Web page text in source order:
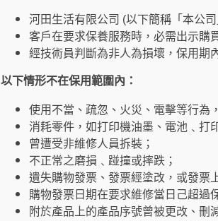
河田生活有限公司 (以下簡稱「本公
客戶在要求保養服務時，必需出示購
經技術員判斷為非人為損壞，保用期
以下情形不在保用範圍內：
使用不當、疏忽、火災、電擊等行為
消耗零件，如打印機油墨、電池﹑打
曾遭受非維修人員拆裝；
不正常之磨損﹑踫撞或摔跌；
遺失購物發票、發票經塗改，或發票
購物發票日期在要求維修當日己超過
附於產品上的產品序號曾被更改、刪